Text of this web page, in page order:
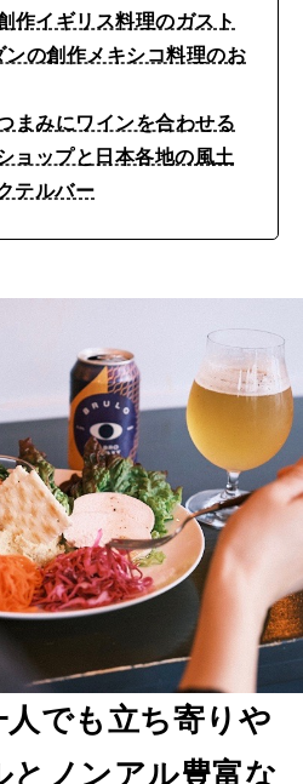
作イギリス料理のガスト
ンの創作メキシコ料理のお
まみにワインを合わせる
ョップと日本各地の風土
テルバー
人でも立ち寄りや
とノンアル豊富な